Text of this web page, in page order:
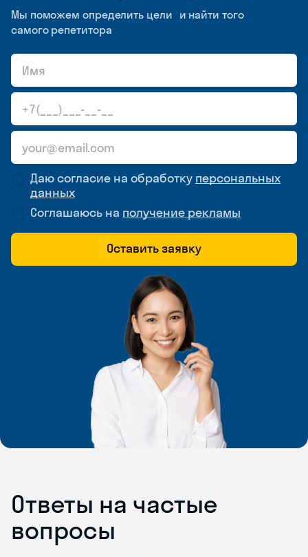
Мы поможем определить цели и найти того
самого репетитора
Даю согласие на обработку персональных
данных
Соглашаюсь на получение рекламы
Оставить заявку
Ответы на частые
вопросы